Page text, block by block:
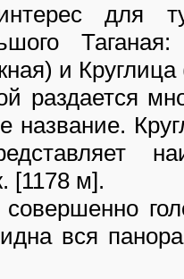
для
и Круглица
раздается
название.
[1178 м].
вся